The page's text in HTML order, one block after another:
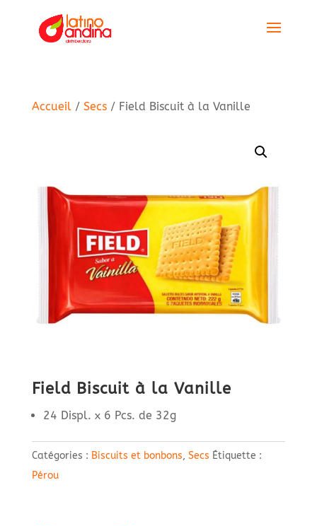
Accueil/ Secs/ Field Biscuit à la Vanille
Field Biscuit à la Vanille
24 Displ. x 6 Pcs. de 32g
Catégories : Biscuits et bonbons, Secs Étiquette :
Pérou